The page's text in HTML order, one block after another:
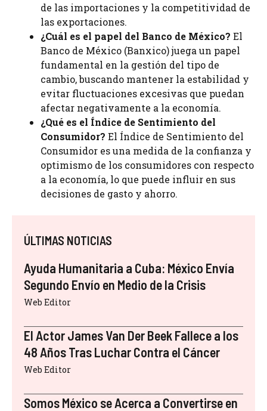
de las importaciones y la competitividad de
las exportaciones.
¿Cuál es el papel del Banco de México? El
Banco de México (Banxico) juega un papel
fundamental en la gestión del tipo de
cambio, buscando mantener la estabilidad y
evitar fluctuaciones excesivas que puedan
afectar negativamente a la economía.
¿Qué es el Índice de Sentimiento del
Consumidor? El Índice de Sentimiento del
Consumidor es una medida de la confianza y
optimismo de los consumidores con respecto
a la economía, lo que puede influir en sus
decisiones de gasto y ahorro.
ÚLTIMAS NOTICIAS
Ayuda Humanitaria a Cuba: México Envía
Segundo Envío en Medio de la Crisis
Web Editor
El Actor James Van Der Beek Fallece a los
48 Años Tras Luchar Contra el Cáncer
Web Editor
Somos México se Acerca a Convertirse en